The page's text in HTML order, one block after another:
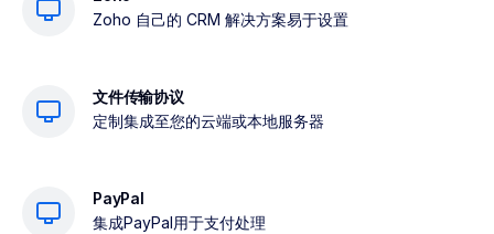
Zoho 自己的 CRM 解决方案易于设置
文件传输协议
定制集成至您的云端或本地服务器
PayPal
集成PayPal用于支付处理